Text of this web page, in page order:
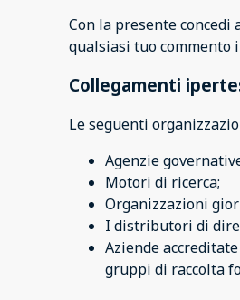
Con la presente concedi
qualsiasi tuo commento
Collegamenti
Le seguenti
Agenzie
Motori di ricerca;
Organizzazioni
I distributori di
Aziende
gruppi di raccolta